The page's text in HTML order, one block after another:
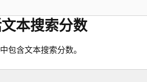
本搜索分数
包含文本搜索分数。